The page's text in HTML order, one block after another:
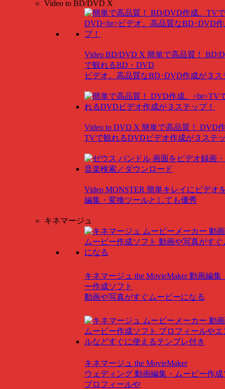
Video to BD/DVD X
Video BD/DVD X 簡単で高品質！ BD/
で観れるBD・DVD
ビデオ。高品質なBD･DVD作成が３ス
Video to DVD X 簡単で高品質！ DVD
TVで観れるDVDビデオ作成が３ステ
Video MONSTER 簡単キレイにビデオ
編集・変換ツールとしても優秀
キネマージュ
キネマージュ the MovieMaker 動画編集
ー作成ソフト
動画や写真がすぐムービーになる
キネマージュ the MovieMaker
ウェディング 動画編集・ムービー作成
プロフィールや